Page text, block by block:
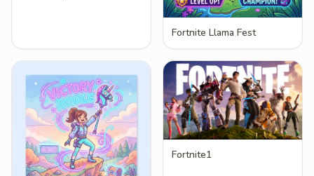
Fortnite Llama Fest
Fortnite1